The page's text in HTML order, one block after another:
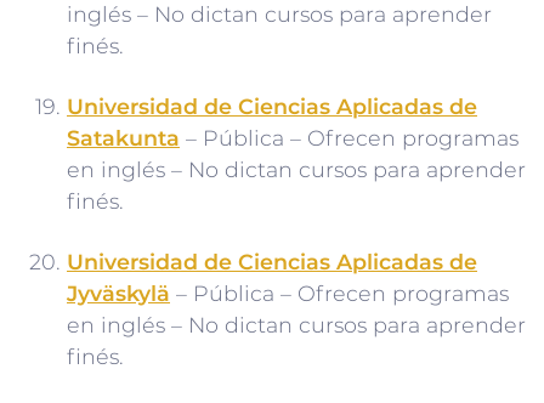
inglés – No dictan cursos para aprender
finés.
Universidad de Ciencias Aplicadas de
Satakunta – Pública – Ofrecen programas
en inglés – No dictan cursos para aprender
finés.
Universidad de Ciencias Aplicadas de
Jyväskylä – Pública – Ofrecen programas
en inglés – No dictan cursos para aprender
finés.